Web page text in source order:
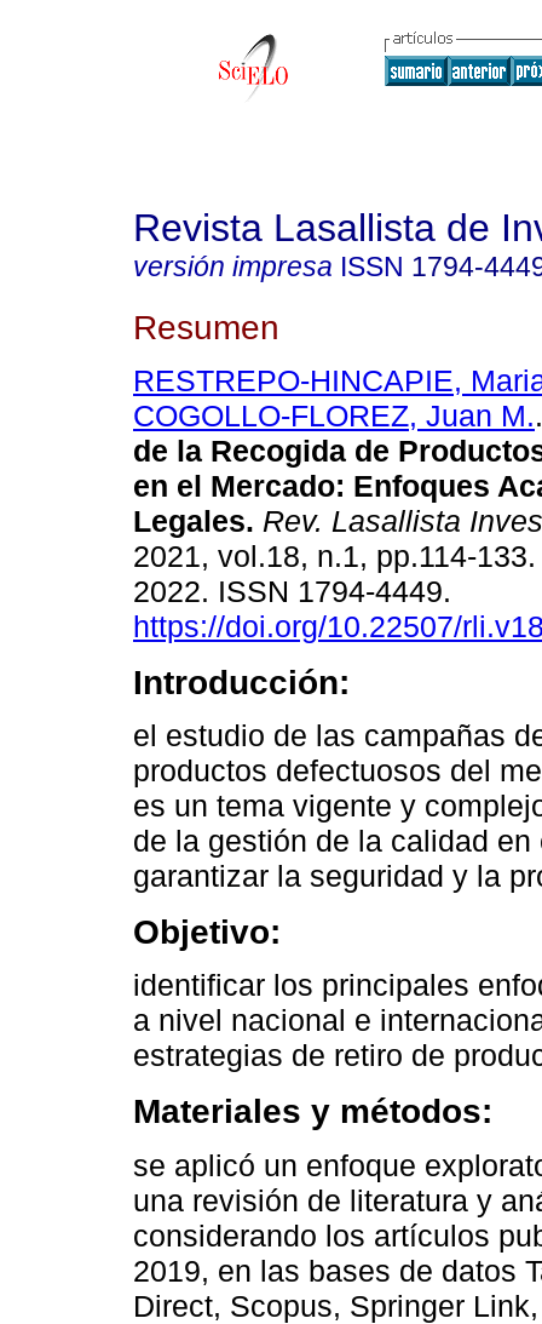
Revista Lasallista de
versión impresa ISSN 1794-
Resumen
RESTREPO-HINCAPIE,
COGOLLO-FLOREZ, Juan M..
de la Recogida de
en el Mercado: Enfoques
Legales. Rev. Lasallista
2021, vol.18, n.1, pp.114-
2022. ISSN 1794-4449.
https://doi.org/10.22507/
Introducción:
el estudio de las campañas
productos defectuosos del
es un tema vigente y
de la gestión de la calidad
garantizar la seguridad y la
Objetivo:
identificar los principales
a nivel nacional e
estrategias de retiro de
Materiales y métodos:
se aplicó un enfoque
una revisión de literatura y
considerando los artículos
2019, en las bases de datos
Direct, Scopus, Springer